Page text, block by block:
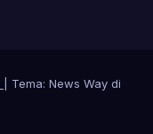
Tema: News Way di